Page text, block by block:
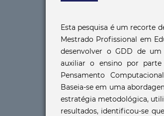
Esta pesquisa é um recorte
Mestrado Profissional em
desenvolver o GDD de
auxiliar o ensino por
Pensamento
Baseia-se em uma
estratégia metodológica,
resultados, identificou-se